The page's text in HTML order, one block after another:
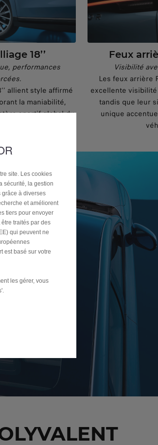
18’’
performances
allient style affirmé
la maniabilité,
sportif global du
Feux
Visibilité
Les feux arrière
excellente
tandis que leur
unique
site. Les cookies
sécurité, la gestion
grâce à diverses
et améliorent
tiers pour envoyer
traités par des
qui peuvent ne
est basé sur votre
les gérer, vous